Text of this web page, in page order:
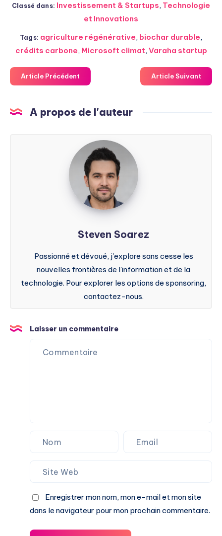
Classé dans: Investissement & Startups, Technologie
et Innovations
Tags: agriculture régénérative, biochar durable,
crédits carbone, Microsoft climat, Varaha startup
Article Précédent Article Suivant
A propos de l'auteur
Steven
Soarez
Steven Soarez
Passionné et dévoué, j'explore sans cesse les
nouvelles frontières de l'information et de la
technologie. Pour explorer les options de sponsoring,
contactez-nous.
Laisser un commentaire
Enregistrer mon nom, mon e-mail et mon site
dans le navigateur pour mon prochain commentaire.